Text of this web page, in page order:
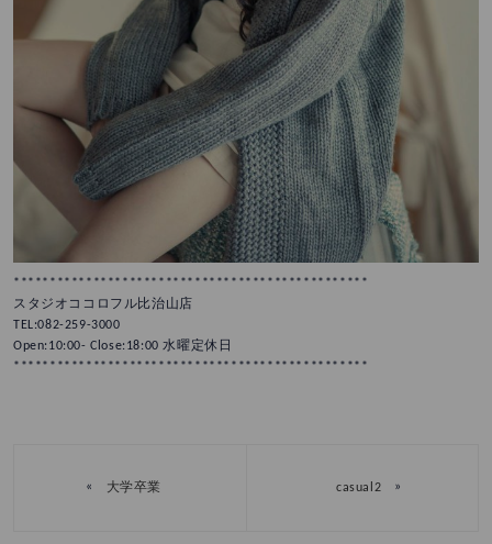
*************************************************
スタジオココロフル比治山店
TEL:082-259-3000
Open:10:00- Close:18:00 水曜定休日
*************************************************
« 大学卒業 casual2 »